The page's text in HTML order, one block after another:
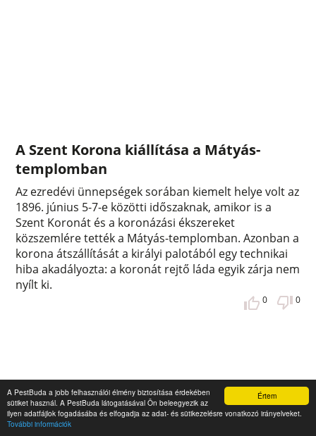
Értem
A PestBuda a jobb felhasználói élmény biztosítása érdekében
sütiket használ. A PestBuda látogatásával Ön beleegyezik az
ilyen adatfájlok fogadásába és elfogadja az adat- és sütikezelésre vonatkozó irányelveket.
További információk
A Szent Korona kiállítása a Mátyás-
templomban
Az ezredévi ünnepségek sorában kiemelt helye volt az
1896. június 5-7-e közötti időszaknak, amikor is a
Szent Koronát és a koronázási ékszereket
közszemlére tették a Mátyás-templomban. Azonban a
korona átszállítását a királyi palotából egy technikai
hiba akadályozta: a koronát rejtő láda egyik zárja nem
nyílt ki.
0 0